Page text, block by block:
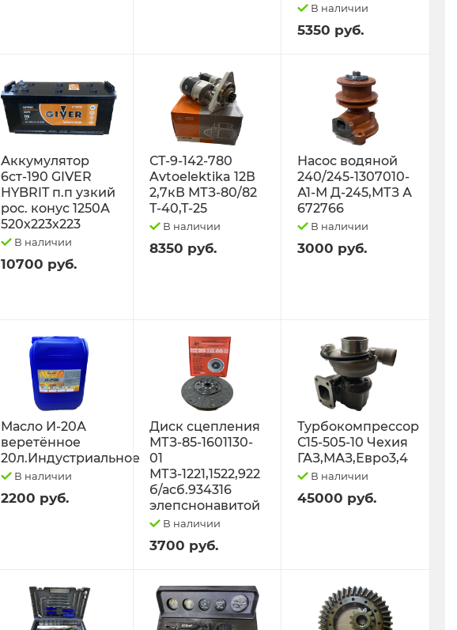
В наличии
5350 руб.
Аккумулятор
6ст-190 GIVER
HYBRIT п.п узкий
рос. конус 1250А
520х223х223
В наличии
10700 руб.
СТ-9-142-780
Avtoelektika 12В
2,7кВ МТЗ-80/82
Т-40,Т-25
В наличии
8350 руб.
Насос водяной
240/245-1307010-
А1-М Д-245,МТЗ А
672766
В наличии
3000 руб.
Масло И-20А
веретённое
20л.Индустриальное
В наличии
2200 руб.
Диск сцепления
МТЗ-85-1601130-
01
МТЗ-1221,1522,922
б/асб.934316
элепснонавитой
В наличии
3700 руб.
Турбокомпрессор
С15-505-10 Чехия
ГАЗ,МАЗ,Евро3,4
В наличии
45000 руб.